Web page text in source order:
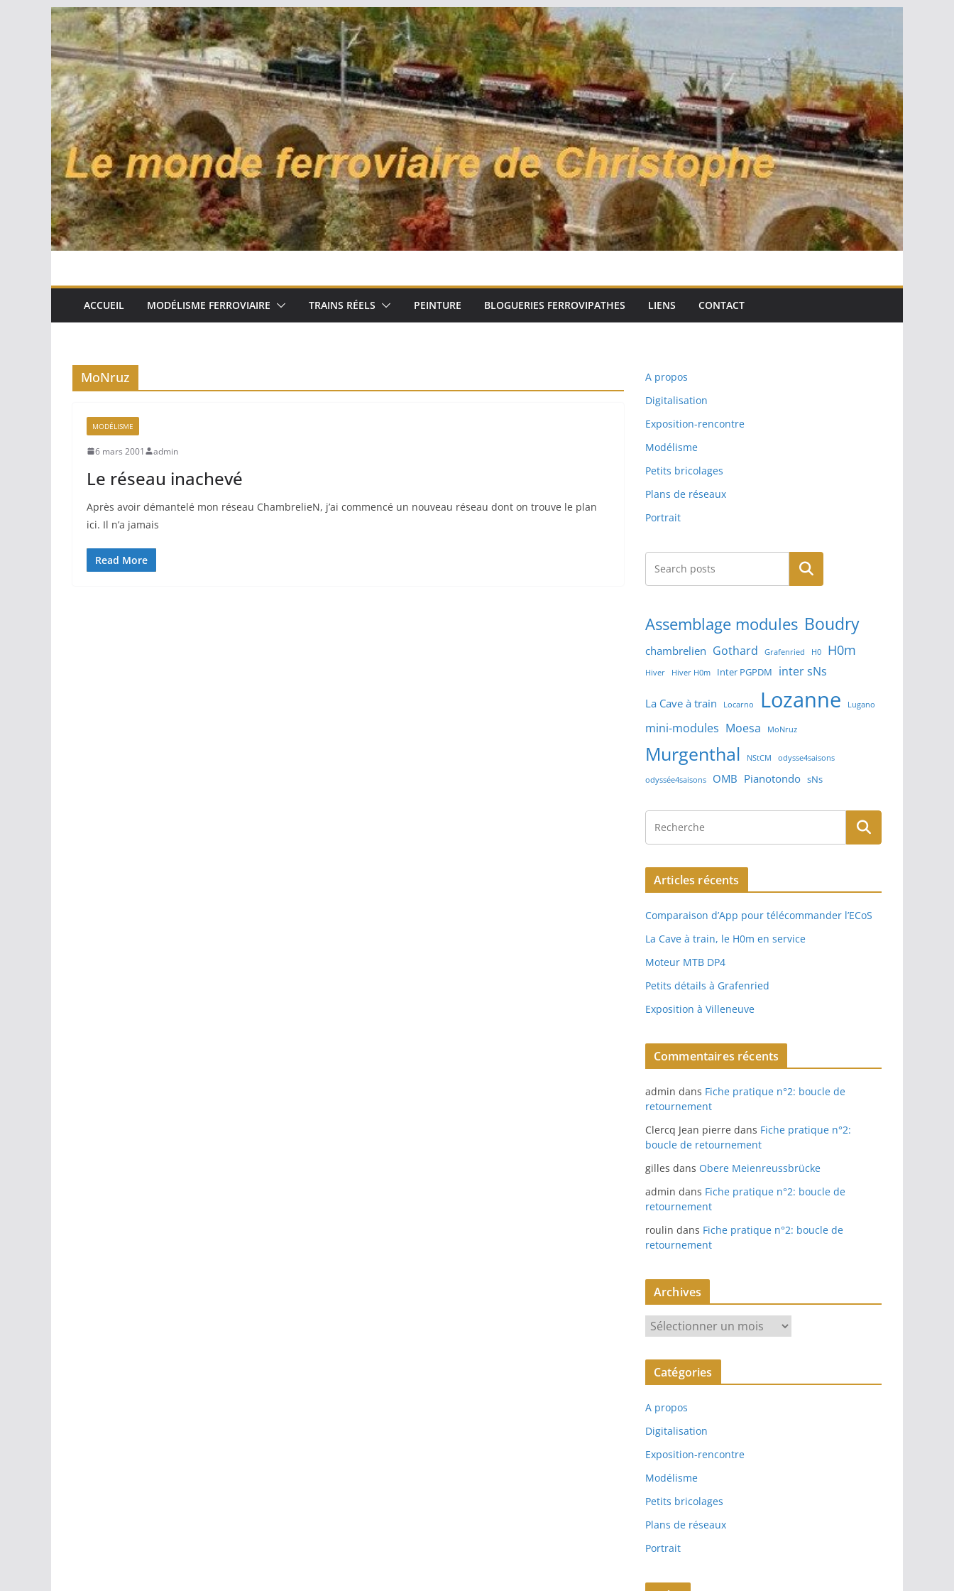
Passer
au
contenu
ACCUEIL MODÉLISME FERROVIAIRE TRAINS RÉELS PEINTURE BLOGUERIES FERROVIPATHES LIENS CONTACT
MoNruz
MODÉLISME
6 mars 2001 admin
Le réseau inachevé
Après avoir démantelé mon réseau ChambrelieN, j’ai commencé un nouveau réseau dont on trouve le plan
ici. Il n’a jamais
Read More
A propos
Digitalisation
Exposition-rencontre
Modélisme
Petits bricolages
Plans de réseaux
Portrait
Rechercher
Assemblage modules Boudry
chambrelien Gothard Grafenried H0 H0m
Hiver Hiver H0m Inter PGPDM inter sNs
La Cave à train Locarno Lozanne Lugano
mini-modules Moesa MoNruz
Murgenthal NStCM odysse4saisons
odyssée4saisons OMB Pianotondo sNs
Articles récents
Comparaison d’App pour télécommander l’ECoS
La Cave à train, le H0m en service
Moteur MTB DP4
Petits détails à Grafenried
Exposition à Villeneuve
Commentaires récents
admin dans Fiche pratique n°2: boucle de
retournement
Clercq Jean pierre dans Fiche pratique n°2:
boucle de retournement
gilles dans Obere Meienreussbrücke
admin dans Fiche pratique n°2: boucle de
retournement
roulin dans Fiche pratique n°2: boucle de
retournement
Archives
r
c
v
e
s
Catégories
A propos
Digitalisation
Exposition-rencontre
Modélisme
Petits bricolages
Plans de réseaux
Portrait